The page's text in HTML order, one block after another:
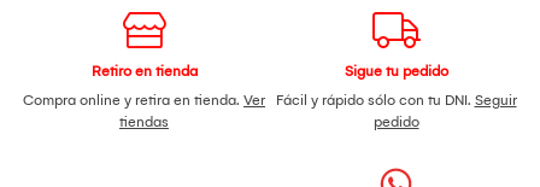
Retiro en tienda
Compra online y retira en tienda. Ver
tiendas
Sigue tu pedido
Fácil y rápido sólo con tu DNI. Seguir
pedido